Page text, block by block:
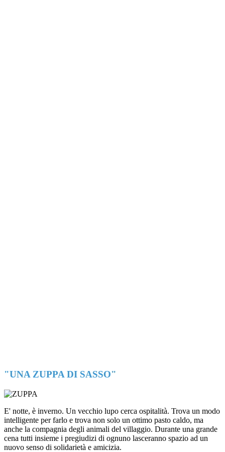
"UNA ZUPPA DI SASSO"
E' notte, è inverno. Un vecchio lupo cerca ospitalità. Trova un modo
intelligente per farlo e trova non solo un ottimo pasto caldo, ma
anche la compagnia degli animali del villaggio. Durante una grande
cena tutti insieme i pregiudizi di ognuno lasceranno spazio ad un
nuovo senso di solidarietà e amicizia.